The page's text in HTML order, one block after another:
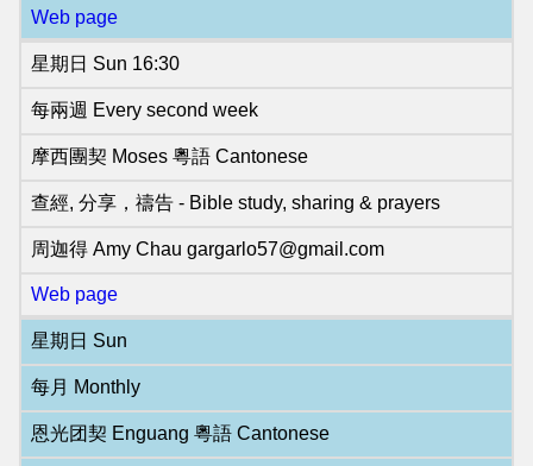
Web page
星期日 Sun 16:30
每兩週 Every second week
摩西團契 Moses 粵語 Cantonese
查經, 分享，禱告 - Bible study, sharing & prayers
周迦得 Amy Chau gargarlo57@gmail.com
Web page
星期日 Sun
每月 Monthly
恩光团契 Enguang 粵語 Cantonese